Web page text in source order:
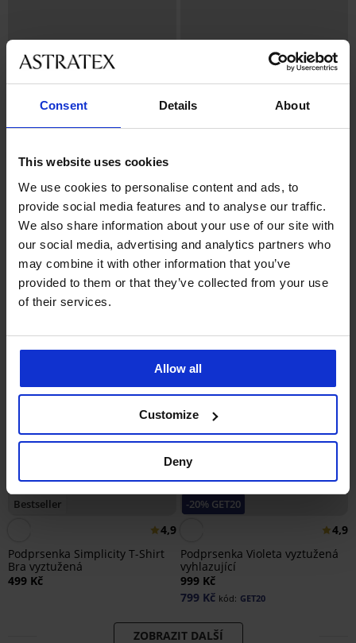
Consent Details About
This website uses cookies
We use cookies to personalise content and ads, to
provide social media features and to analyse our traffic.
We also share information about your use of our site with
our social media, advertising and analytics partners who
may combine it with other information that you’ve
provided to them or that they’ve collected from your use
of their services.
Allow all
Customize
Deny
-20% GET20
Podprsenka Maia 4D Soft
Control Deluxe vyztužená
999 Kč
799 Kč kód: GET20
Bestseller
Bardot vyztužená
1 299 Kč
Bestseller
4,9
Podprsenka Simplicity T-Shirt
Bra vyztužená
499 Kč
-20% GET20
4,9
Podprsenka Violeta vyztužená
vyhlazující
999 Kč
799 Kč kód: GET20
ZOBRAZIT DALŠÍ